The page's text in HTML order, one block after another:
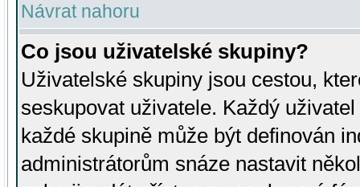
Návrat nahoru
Co jsou uživatelské skupiny?
Uživatelské skupiny jsou cestou,
seskupovat uživatele. Každý
každé skupině může být definován
administrátorům snáze nastavit